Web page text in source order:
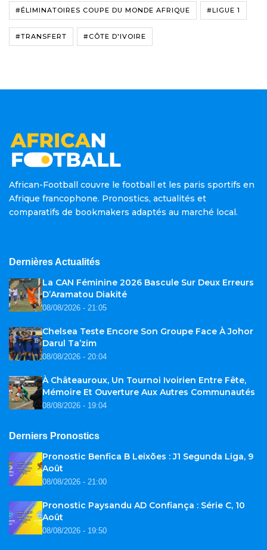
#ÉLIMINATOIRES COUPE DU MONDE AFRIQUE #LIGUE 1
#TRANSFERT #CÔTE D'IVOIRE
African-Football couvre le football et les paris sportifs en
Afrique francophone. Pronostics, actualités et
comparatifs de bookmakers adaptés au marché local.
Dernières Actualités
La CAN Féminine 2026 Bascule Sur Deux Erreurs
D’Aramatou Diakité
08/08/2026 - 21:05
Chelsea Teste Encore Son Groupe Face À Johor
Darul Ta’zim
08/08/2026 - 20:04
À Châteauroux, Un Tournoi Ivoirien Entre Fête,
Mémoire Et Ouverture Aux Autres Communautés
08/08/2026 - 19:04
Derniers Pronostics
Pronostic Benfica B Leixões : J1 Segunda Liga, 9
Août
08/08/2026 - 21:00
Pronostic Paysandu AD Confiança : Série C, 10
Août
08/08/2026 - 19:50